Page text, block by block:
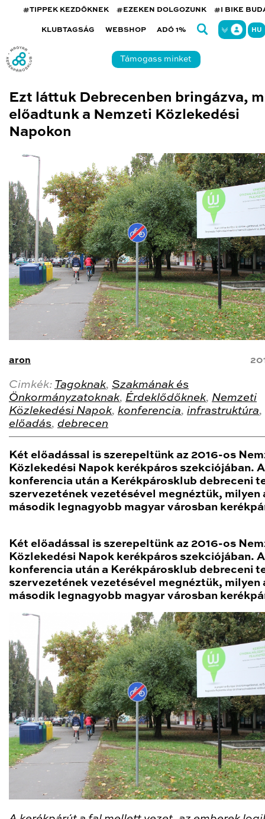
#TIPPEK KEZDŐKNEK #EZEKEN DOLGOZUNK #I BIKE
KLUBTAGSÁG WEBSHOP ADÓ 1% HU
Támogass minket
Ezt láttuk Debrecenben bringázva,
előadtunk a Nemzeti Közlekedési
Napokon
aron
Cimkék: Tagoknak, Szakmának és
Önkormányzatoknak, Érdeklődőknek, Nemzeti
Közlekedési Napok, konferencia, infrastruktúra,
előadás, debrecen
Két előadással is szerepeltünk az 2016-os
Közlekedési Napok kerékpáros szekciójában. A
konferencia után a Kerékpárosklub debreceni
szervezetének vezetésével megnéztük, milyen
második legnagyobb magyar városban
Két előadással is szerepeltünk az 2016-os
Közlekedési Napok kerékpáros szekciójában. A
konferencia után a Kerékpárosklub debreceni
szervezetének vezetésével megnéztük, milyen
második legnagyobb magyar városban